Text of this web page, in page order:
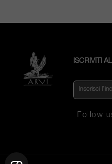
ISCRIVITI
Follow